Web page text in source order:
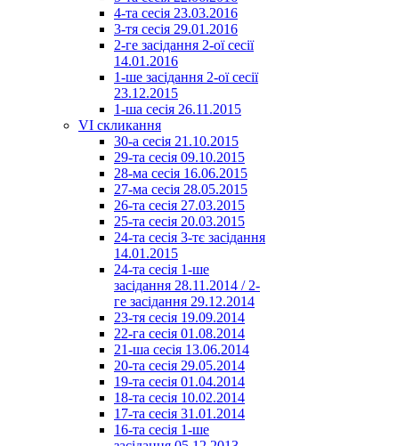
4-та сесія 23.03.2016
3-тя сесія 29.01.2016
2-ге засідання 2-ої сесії
14.01.2016
1-ше засідання 2-ої сесії
23.12.2015
1-ша сесія 26.11.2015
VI скликання
30-а сесія 21.10.2015
29-та сесія 09.10.2015
28-ма сесія 16.06.2015
27-ма сесія 28.05.2015
26-та сесія 27.03.2015
25-та сесія 20.03.2015
24-та сесія 3-тє засідання
14.01.2015
24-та сесія 1-ше
засідання 28.11.2014 / 2-
ге засідання 29.12.2014
23-тя сесія 19.09.2014
22-га сесія 01.08.2014
21-ша сесія 13.06.2014
20-та сесія 29.05.2014
19-та сесія 01.04.2014
18-та сесія 10.02.2014
17-та сесія 31.01.2014
16-та сесія 1-ше